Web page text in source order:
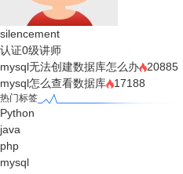
silencement
认证0级讲师
mysql无法创建数据库怎么办
20885
mysql怎么查看数据库
17188
热门标签
Python
java
php
mysql